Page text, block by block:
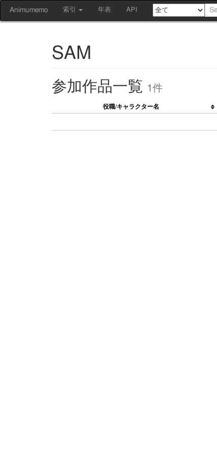
Animumemo 索引 年表 API
SAM
参加作品一覧 1件
役職/キャラクター名